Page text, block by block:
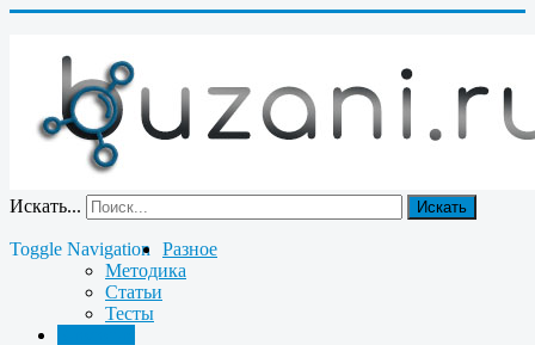
Искать... Искать
Toggle Navigation
Разное
Методика
Статьи
Тесты